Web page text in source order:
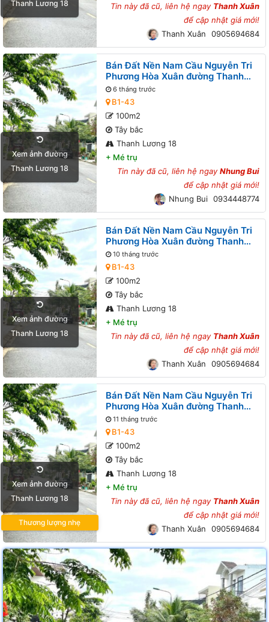
Thanh Lương 18 Tin này đã cũ, liên hệ ngay Thanh Xuân
để cập nhật giá mới!
Thanh Xuân
0905694684
Xem ảnh đường
Thanh Lương 18
Bán Đất Nền Nam Cầu Nguyễn Tri
Phương Hòa Xuân đường Thanh
Lương 18 B1-43 lô 9x
6 tháng trước
B1-43
100m2
Tây bắc
Thanh Lương 18
+ Mé trụ
Tin này đã cũ, liên hệ ngayNhung Bui
để cập nhật giá mới!
Nhung Bui 0934448774
Xem ảnh đường
Thanh Lương 18
Bán Đất Nền Nam Cầu Nguyễn Tri
Phương Hòa Xuân đường Thanh
Lương 18 B1-43 lô 9x
10 tháng trước
B1-43
100m2
Tây bắc
Thanh Lương 18
+ Mé trụ
Tin này đã cũ, liên hệ ngay Thanh Xuân
để cập nhật giá mới!
Thanh Xuân
0905694684
Xem ảnh đường
Thanh Lương 18
Thương lượng nhẹ
Bán Đất Nền Nam Cầu Nguyễn Tri
Phương Hòa Xuân đường Thanh
Lương 18 B1-43 lô 9x
11 tháng trước
B1-43
100m2
Tây bắc
Thanh Lương 18
+ Mé trụ
Tin này đã cũ, liên hệ ngay Thanh Xuân
để cập nhật giá mới!
Thanh Xuân
0905694684